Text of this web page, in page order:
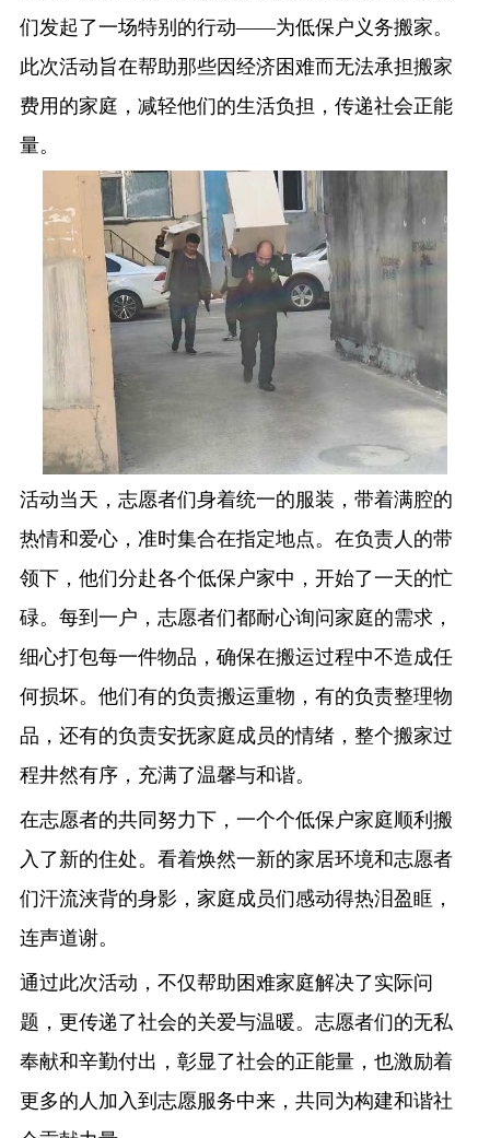
们发起了一场特别的行动——为低保户义务搬家。
此次活动旨在帮助那些因经济困难而无法承担搬家
费用的家庭，减轻他们的生活负担，传递社会正能
量。
活动当天，志愿者们身着统一的服装，带着满腔的
热情和爱心，准时集合在指定地点。在负责人的带
领下，他们分赴各个低保户家中，开始了一天的忙
碌。每到一户，志愿者们都耐心询问家庭的需求，
细心打包每一件物品，确保在搬运过程中不造成任
何损坏。他们有的负责搬运重物，有的负责整理物
品，还有的负责安抚家庭成员的情绪，整个搬家过
程井然有序，充满了温馨与和谐。
在志愿者的共同努力下，一个个低保户家庭顺利搬
入了新的住处。看着焕然一新的家居环境和志愿者
们汗流浃背的身影，家庭成员们感动得热泪盈眶，
连声道谢。
通过此次活动，不仅帮助困难家庭解决了实际问
题，更传递了社会的关爱与温暖。志愿者们的无私
奉献和辛勤付出，彰显了社会的正能量，也激励着
更多的人加入到志愿服务中来，共同为构建和谐社